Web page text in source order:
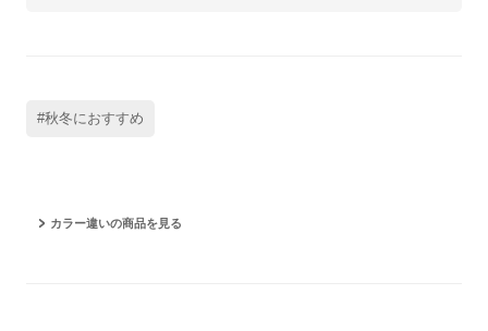
#秋冬におすすめ
カラー違いの商品を見る